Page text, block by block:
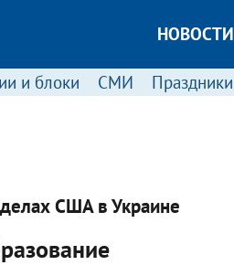
НОВОСТИ
и блоки СМИ Праздники
США в Украине